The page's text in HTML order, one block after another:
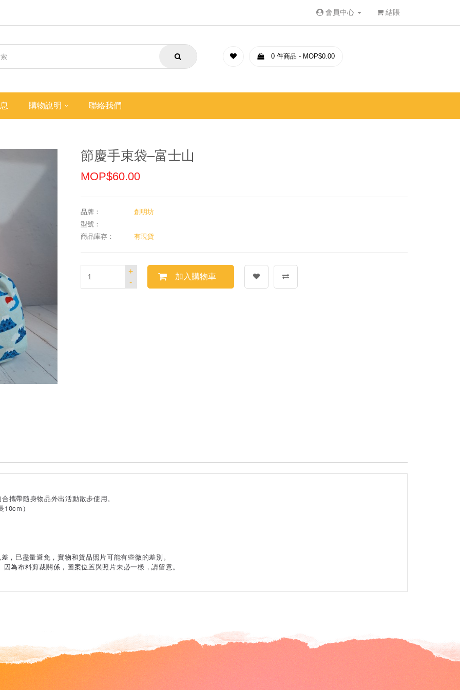
會員中心 結賬
0 件商品 - MOP$0.00
購物說明 聯絡我們
節慶手束袋–富士山
MOP$60.00
品牌：
創明坊
型號：
商品庫存：
有現貨
-
+
加入購物車
攜帶隨身物品外出活動散步使用。
）
，巳盡量避免，實物和貨品照片可能有些微的差別。
為布料剪裁關係，圖案位置與照片未必一樣，請留意。